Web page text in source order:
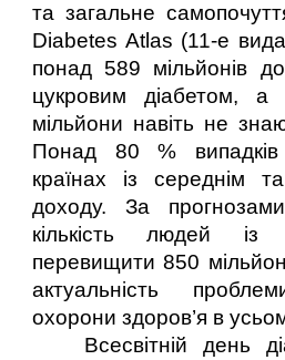
та загальне
Diabetes Atlas (11-е
понад 589 мільйонів
цукровим діабетом,
мільйони навіть не
Понад 80 % випадків
країнах із середнім
доходу. За
кількість людей
перевищити 850
актуальність
охорони здоров’я в
Всесвітній день